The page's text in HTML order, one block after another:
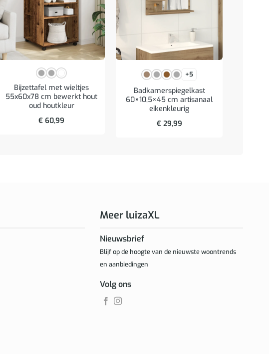
Bijzettafel met wieltjes
55x60x78 cm bewerkt hout
oud houtkleur
€ 60,99
+5
Badkamerspiegelkast
60×10,5×45 cm artisanaal
eikenkleurig
€29,99
Meer luizaXL
Nieuwsbrief
Blijf op de hoogte van de nieuwste woontrends
en aanbiedingen
Volg ons